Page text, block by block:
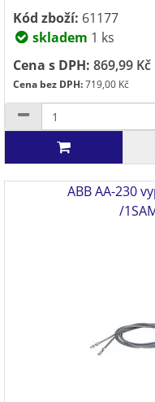
Kód zboží: 61177
skladem 1 ks
Cena s DPH: 869,99 Kč
Cena bez DPH:719,00 Kč
ABB AA-230
/